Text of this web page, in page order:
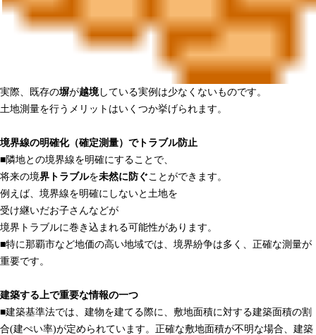
実際、既存の塀が越境している実例は少なくないものです。
土地測量を行うメリットはいくつか挙げられます。
境界線の明確化（確定測量）でトラブル防止
■隣地との境界線を明確にすることで、
将来の境界トラブルを未然に防ぐ ことができます。
例えば、境界線を明確にしないと土地を
受け継いだお子さんなどが
境界トラブルに巻き込まれる可能性があります。
■特に那覇市など地価の高い地域では、境界紛争は多く、正確な測量が
重要です。
建築する上で重要な情報の一つ
■建築基準法では、建物を建てる際に、敷地面積に対する建築面積の割
合(建ぺい率)が定められています。正確な敷地面積が不明な場合、建築